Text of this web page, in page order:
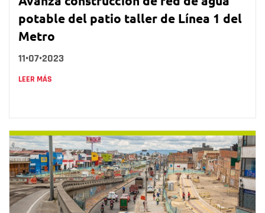
potable del patio taller de Línea 1 del
Metro
11•07•2023
LEER MÁS